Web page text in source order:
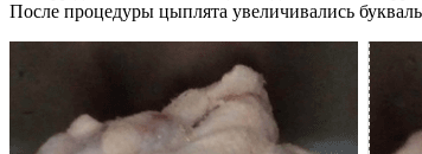
После процедуры цыплята увеличивались